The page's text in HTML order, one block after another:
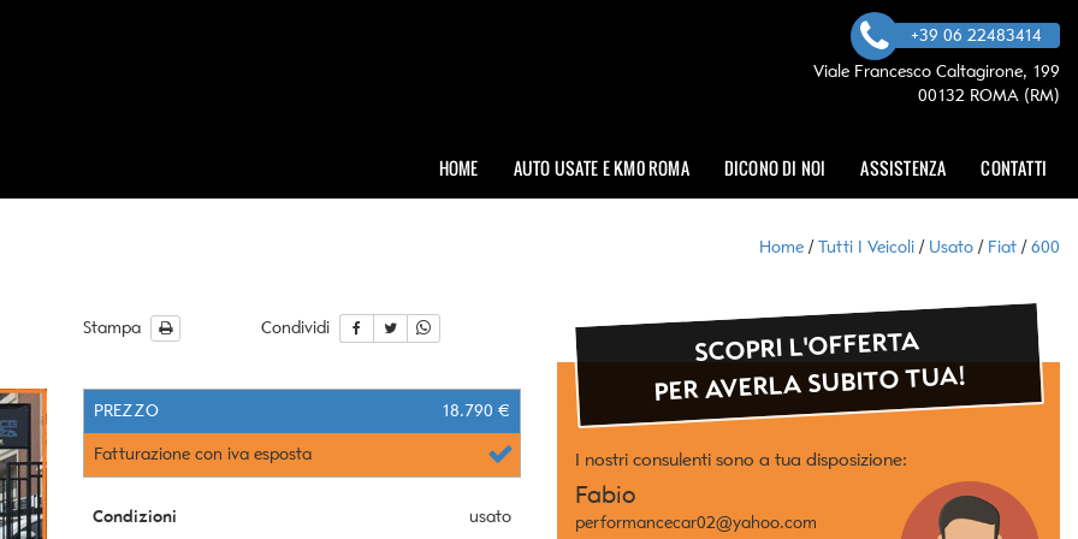
+39 06 22483414
Viale Francesco Caltagirone, 199
00132 ROMA (RM)
HOME AUTO USATE E KM0 ROMA DICONO DI NOI ASSISTENZA CONTATTI
Home /Tutti I Veicoli / Usato / Fiat /600
Stampa Condividi
PREZZO 18.790 €
Fatturazione con iva esposta
Condizioni usato
SCOPRI L'OFFERTA
PER AVERLA SUBITO TUA!
I nostri consulenti sono a tua disposizione:
Fabio
performancecar02@yahoo.com